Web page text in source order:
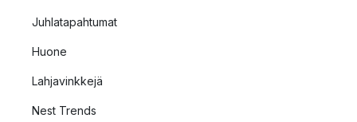
Juhlatapahtumat
Huone
Lahjavinkkejä
Nest Trends